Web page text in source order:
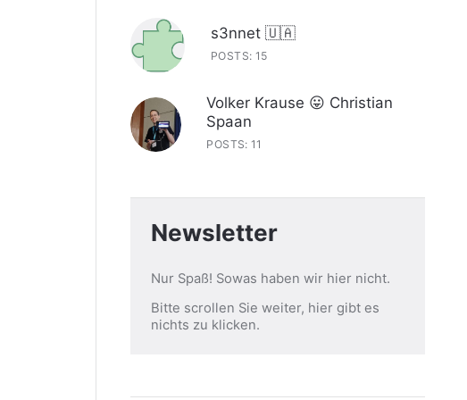
s3nnet 🇺🇦
POSTS: 15
Volker Krause 😛 Christian
Spaan
POSTS: 11
Newsletter
Nur Spaß! Sowas haben wir hier nicht.
Bitte scrollen Sie weiter, hier gibt es
nichts zu klicken.